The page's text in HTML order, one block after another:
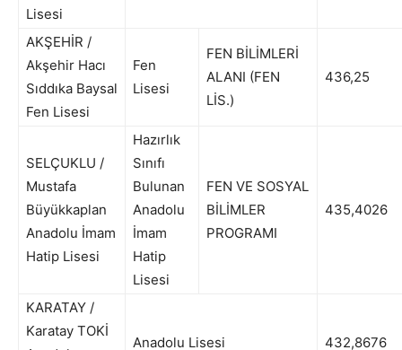
Lisesi
AKŞEHİR /
Akşehir Hacı
Sıddıka Baysal
Fen Lisesi
Fen
Lisesi
FEN BİLİMLERİ
ALANI (FEN
LİS.)
436,25
SELÇUKLU /
Mustafa
Büyükkaplan
Anadolu İmam
Hatip Lisesi
Hazırlık
Sınıfı
Bulunan
Anadolu
İmam
Hatip
Lisesi
FEN VE SOSYAL
BİLİMLER
PROGRAMI
435,4026
KARATAY /
Karatay TOKİ
Anadolu Lisesi 432,8676